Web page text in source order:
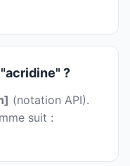
?
(notation API).
suit :